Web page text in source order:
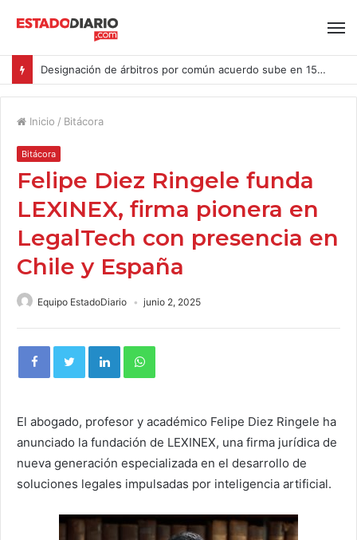
Designación de árbitros por común acuerdo sube en 15% en las causas ingresadas al CAM Santiago durante el primer semestre del año
Inicio / Bitácora
Bitácora
Felipe Diez Ringele funda
LEXINEX, firma pionera en
LegalTech con presencia en
Chile y España
Equipo EstadoDiario junio 2, 2025
El abogado, profesor y académico Felipe Diez Ringele ha
anunciado la fundación de LEXINEX, una firma jurídica de
nueva generación especializada en el desarrollo de
soluciones legales impulsadas por inteligencia artificial.